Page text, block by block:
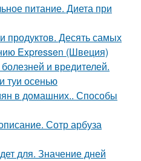
питание. Диета при
Десять самых
Expressen (Швеция)
и вредителей.
туи осенью
в домашних.. Способы
Сотр арбуза
для. Значение дней